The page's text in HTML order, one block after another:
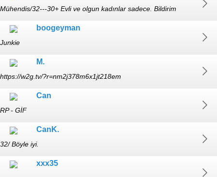
Mühendis/32---30+ Evli ve olgun kadınlar sadece. Bildirim
gelmiyor arada, sabırlı ol. #gizli #gif #nogay
boogeyman
Junkie
M.
https://w2g.tv/?r=nm2j378m6x1jt218em
Can
RP - GİF
CanK.
32/ Böyle iyi.
xxx35